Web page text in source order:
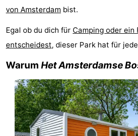
Bos
Zimmer
(mit
Lastminutes
Attraktionen
Sehen
von Amsterdam bist.
Egal ob du dich für Camping oder ein
entscheidest, dieser Park hat für
Warum HetAmsterdamse